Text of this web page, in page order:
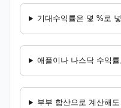
기대수익률은 몇 %로
애플이나 나스닥 수익
부부 합산으로 계산해